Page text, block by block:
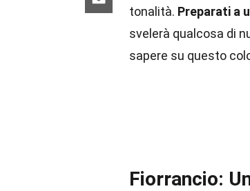
tonalità. Preparati a
svelerà qualcosa di
sapere su questo
Fiorrancio: